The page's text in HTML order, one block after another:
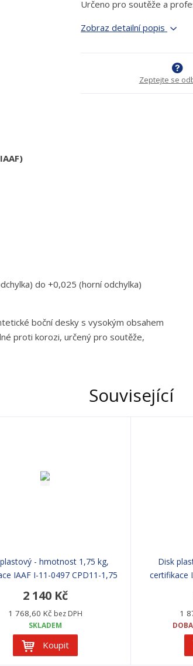
Určeno pro soutěže a
Zobraz detailní popis
Zeptejte se
do +0,025 (horní odchylka)
boční desky s vysokým obsahem
proti korozi, určený pro soutěže,
Související
- hmotnost 1,75 kg,
IAAF I-11-0497 CPD11-1,75
2 140 Kč
1 768,60 Kč bez DPH
SKLADEM
Koupit
Disk
certifikace
1